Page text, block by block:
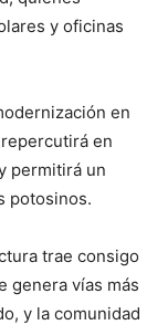
y oficinas
en
en
permitirá un
potosinos.
trae consigo
genera vías más
y la comunidad